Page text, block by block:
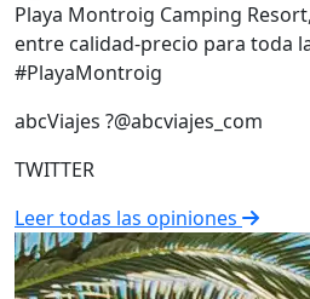
Playa Montroig Camping
entre calidad-precio para toda
#PlayaMontroig
abcViajes ?@abcviajes_com
TWITTER
Leer todas las opiniones